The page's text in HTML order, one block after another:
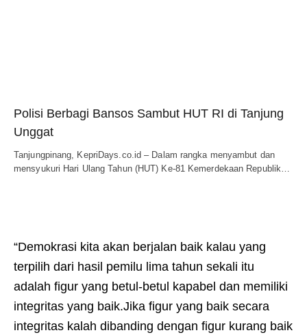
Polisi Berbagi Bansos Sambut HUT RI di Tanjung
Unggat
Tanjungpinang, KepriDays.co.id – Dalam rangka menyambut dan
mensyukuri Hari Ulang Tahun (HUT) Ke-81 Kemerdekaan Republik…
“Demokrasi kita akan berjalan baik kalau yang
terpilih dari hasil pemilu lima tahun sekali itu
adalah figur yang betul-betul kapabel dan memiliki
integritas yang baik.Jika figur yang baik secara
integritas kalah dibanding dengan figur kurang baik